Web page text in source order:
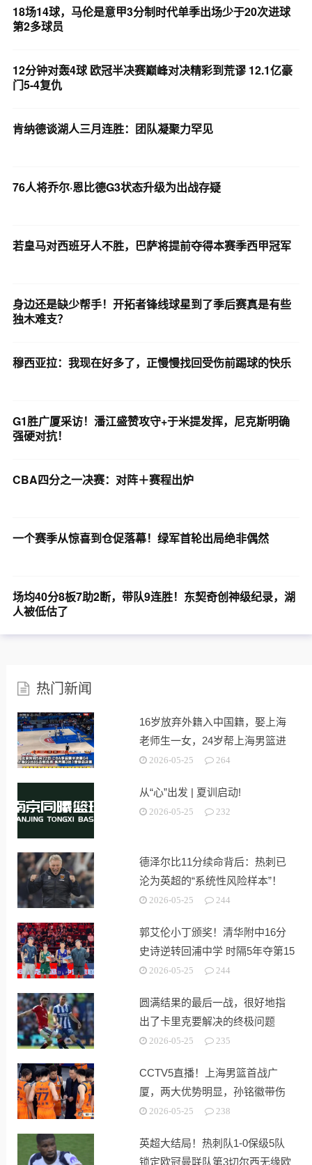
18场14球，马伦是意甲3分制时代单季出场少于20次进球
第2多球员
12分钟对轰4球 欧冠半决赛巅峰对决精彩到荒谬 12.1亿豪
门5-4复仇
肯纳德谈湖人三月连胜：团队凝聚力罕见
76人将乔尔·恩比德G3状态升级为出战存疑
若皇马对西班牙人不胜，巴萨将提前夺得本赛季西甲冠军
身边还是缺少帮手！开拓者锋线球星到了季后赛真是有些
独木难支？
穆西亚拉：我现在好多了，正慢慢找回受伤前踢球的快乐
G1胜广厦采访！潘江盛赞攻守+于米提发挥，尼克斯明确
强硬对抗！
CBA四分之一决赛：对阵＋赛程出炉
一个赛季从惊喜到仓促落幕！绿军首轮出局绝非偶然
场均40分8板7助2断，带队9连胜！东契奇创神级纪录，湖
人被低估了
热门新闻
16岁放弃外籍入中国籍，娶上海
老师生一女，24岁帮上海男篮进
决赛
2026-05-25 264
从“心”出发 | 夏训启动!
2026-05-25 232
德泽尔比11分续命背后：热刺已
沦为英超的“系统性风险样本”！
2026-05-25 244
郭艾伦小丁颁奖！清华附中16分
史诗逆转回浦中学 时隔5年夺第15
冠2026-05-25 244
圆满结果的最后一战，很好地指
出了卡里克要解决的终极问题
2026-05-25 235
CCTV5直播！上海男篮首战广
厦，两大优势明显，孙铭徽带伤
出战！
2026-05-25 238
英超大结局！热刺队1-0保级5队
锁定欧冠曼联队第3切尔西无缘欧